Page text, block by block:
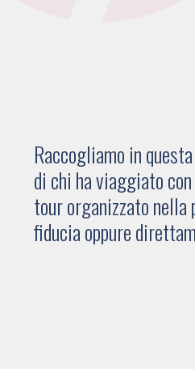
Raccogliamo in
di chi ha viaggiato
tour organizzato nella
fiducia oppure